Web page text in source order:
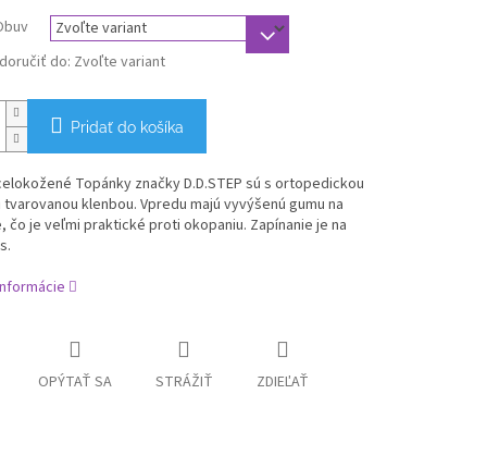
do: Zvoľte variant
Pridať do košíka
Topánky značky D.D.STEP sú s ortopedickou
klenbou. Vpredu majú vyvýšenú gumu na
čo je veľmi praktické proti okopaniu. Zapínanie je na
OPÝTAŤ SA STRÁŽIŤ ZDIEĽAŤ